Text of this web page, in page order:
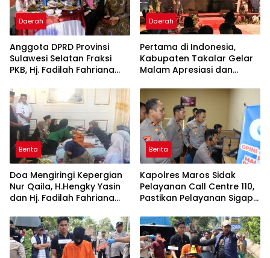
Daerah
Anggota DPRD Provinsi
Sulawesi Selatan Fraksi
PKB, Hj. Fadilah Fahriana
Takalar Menyalakan
Lentera Pengabdian
Melalui Malam Apresiasi
dan Inovasi Award 2026
Daerah
Pertama di Indonesia,
Kabupaten Takalar Gelar
Malam Apresiasi dan
Panggung Penghargaan
bagi Pelayan Publik
Berprestasi
Berita
Doa Mengiringi Kepergian
Nur Qaila, H.Hengky Yasin
dan Hj. Fadilah Fahriana
Keluarga
Berita
Kapolres Maros Sidak
Pelayanan Call Centre 110,
Pastikan Pelayanan Sigap